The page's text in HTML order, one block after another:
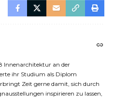
Innenarchitektur an der
ihr Studium als Diplom
Zeit gerne damit, sich durch
inspirieren zu lassen,